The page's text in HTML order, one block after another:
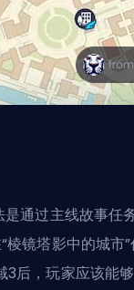
通过主线故事任
镜塔影中的城市
3后，玩家应该能